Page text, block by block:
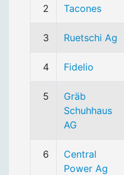
2 Tacones
3 Ruetschi Ag
4 Fidelio
5
Gräb
Schuhhaus
AG
6
Central
Power Ag